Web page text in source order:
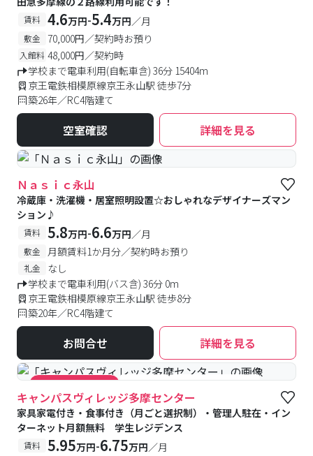
賃料 4.6万円-5.4万円／月
敷金 70,000円／契約時お預り
入館料 48,000円／契約時
学校まで電車利用(自転車含) 36分 15404m
京王電鉄相模原線京王永山駅 徒歩7分
築26年／RC4階建て
空室確認 詳細を見る
Ｎａｓｉｃ永山
冷蔵庫・洗濯機・居室照明設置☆おしゃれなデザイナーズマン
ション♪
賃料 5.8万円-6.6万円／月
敷金 月額賃料1か月分／契約時お預り
礼金
なし
学校まで電車利用(バス含) 36分 0m
京王電鉄相模原線京王永山駅 徒歩8分
築20年／RC4階建て
お問合せ 詳細を見る
#キャンペーン実施中 #食事付き #女性専用フロアあり
キャンパスヴィレッジ多摩センター
家具家電付き・食事付き（月ごと選択制）・管理人駐在・イン
ターネット月額無料 学生レジデンス
賃料 5.95万円-6.75万円／月